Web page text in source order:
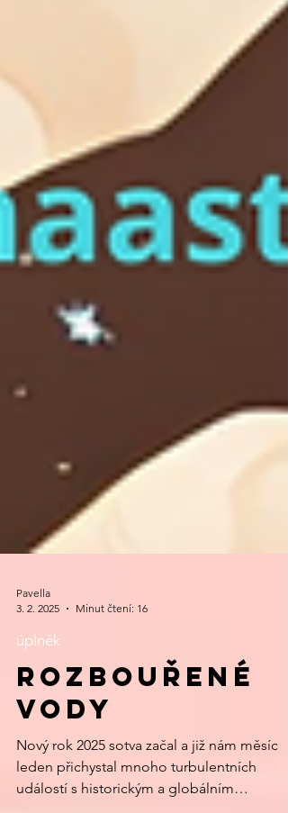
Pavella
3. 2. 2025
Minut čtení: 16
úplněk
ROZBOUŘENÉ
VODY
Nový rok 2025 sotva začal a již nám měsíc